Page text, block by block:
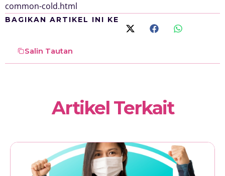
common-cold.html
BAGIKAN ARTIKEL INI KE
Salin Tautan
Artikel Terkait